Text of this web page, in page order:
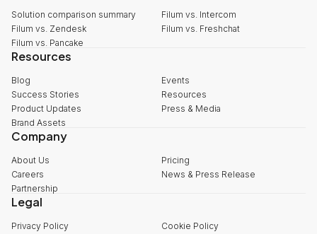
Solution comparison summary
Filum vs. Intercom
Filum vs. Zendesk
Filum vs. Freshchat
Filum vs. Pancake
Resources
Blog
Events
Success Stories
Resources
Product Updates
Press & Media
Brand Assets
Company
About Us
Pricing
Careers
News & Press Release
Partnership
Legal
Privacy Policy
Cookie Policy